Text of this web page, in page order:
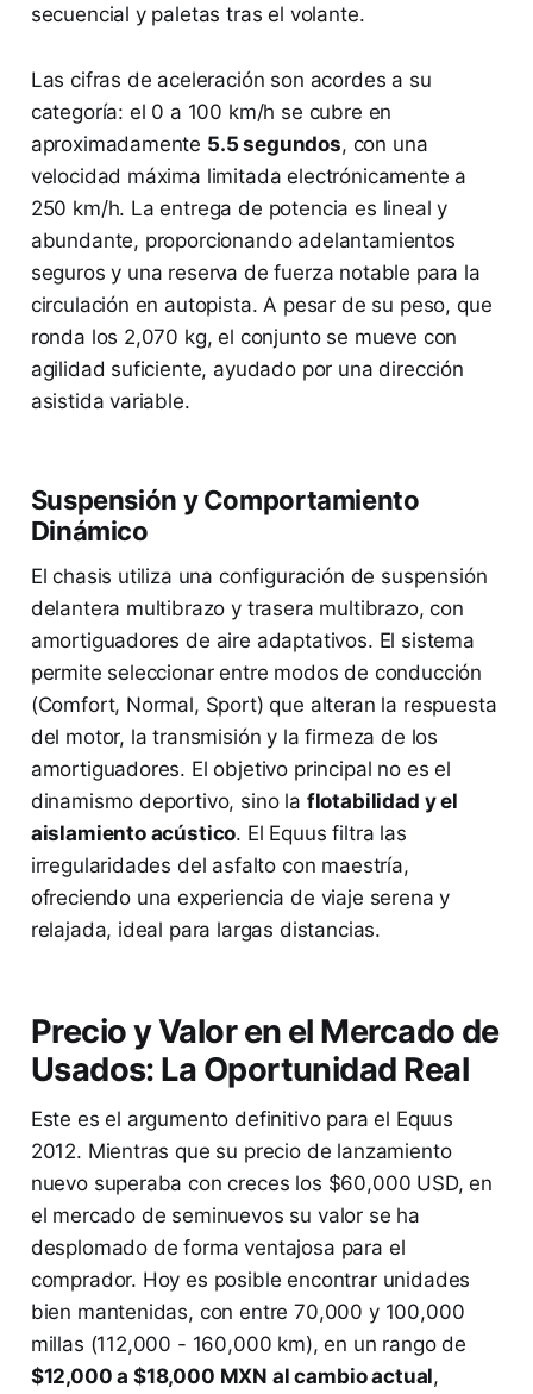
secuencial y paletas tras el volante.
Las cifras de aceleración son acordes a su
categoría: el 0 a 100 km/h se cubre en
aproximadamente 5.5 segundos, con una
velocidad máxima limitada electrónicamente a
250 km/h. La entrega de potencia es lineal y
abundante, proporcionando adelantamientos
seguros y una reserva de fuerza notable para la
circulación en autopista. A pesar de su peso, que
ronda los 2,070 kg, el conjunto se mueve con
agilidad suficiente, ayudado por una dirección
asistida variable.
Suspensión y Comportamiento
Dinámico
El chasis utiliza una configuración de suspensión
delantera multibrazo y trasera multibrazo, con
amortiguadores de aire adaptativos. El sistema
permite seleccionar entre modos de conducción
(Comfort, Normal, Sport) que alteran la respuesta
del motor, la transmisión y la firmeza de los
amortiguadores. El objetivo principal no es el
dinamismo deportivo, sino la flotabilidad y el
aislamiento acústico. El Equus filtra las
irregularidades del asfalto con maestría,
ofreciendo una experiencia de viaje serena y
relajada, ideal para largas distancias.
Precio y Valor en el Mercado de
Usados: La Oportunidad Real
Este es el argumento definitivo para el Equus
2012. Mientras que su precio de lanzamiento
nuevo superaba con creces los $60,000 USD, en
el mercado de seminuevos su valor se ha
desplomado de forma ventajosa para el
comprador. Hoy es posible encontrar unidades
bien mantenidas, con entre 70,000 y 100,000
millas (112,000 - 160,000 km), en un rango de
$12,000 a $18,000 MXN al cambio actual,